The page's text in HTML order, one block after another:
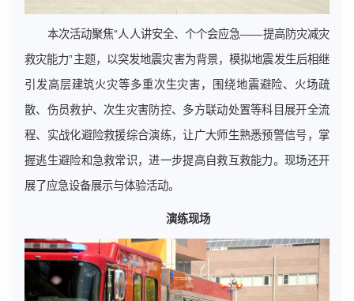
本次活动聚焦“人人讲安全、个个会应急——提高防灾减灾
救灾能力”主题，以突发地震灾害为背景，模拟地震发生后相继
引发高层建筑火灾等多重次生灾害，围绕地震避险、火场疏
散、伤员救护、次生灾害防控、多方联动处置等科目展开全流
程、实战化避险救援综合演练，让广大师生熟悉预警信号，掌
握逃生避险和急救常识，进一步提高自救互救能力。现场还开
展了应急设备展示与体验活动。
演练现场